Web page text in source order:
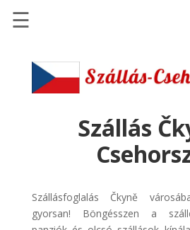
Szállások
Szállásinfo.eu
pénzvisszatérítéssel
Discover
☰
Szállás
Szállásfoglalás Čkyně
gyorsan! Böngésszen a